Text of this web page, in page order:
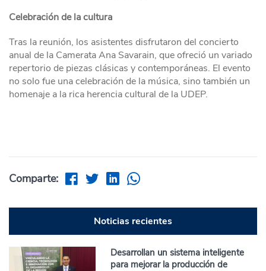
Celebración de la cultura
Tras la reunión, los asistentes disfrutaron del concierto
anual de la Camerata Ana Savarain, que ofreció un variado
repertorio de piezas clásicas y contemporáneas. El evento
no solo fue una celebración de la música, sino también un
homenaje a la rica herencia cultural de la UDEP.
Comparte:
Noticias recientes
Desarrollan un sistema inteligente
para mejorar la producción de